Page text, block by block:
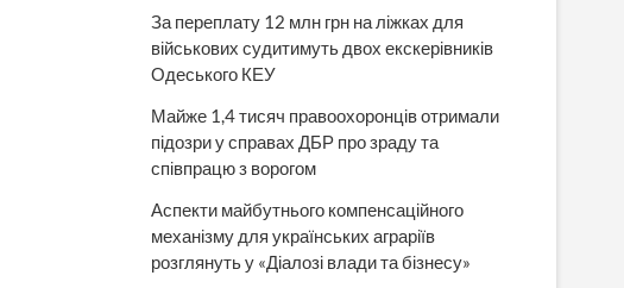
За переплату 12 млн грн на ліжках для
військових судитимуть двох екскерівників
Одеського КЕУ
Майже 1,4 тисяч правоохоронців отримали
підозри у справах ДБР про зраду та
співпрацю з ворогом
Аспекти майбутнього компенсаційного
механізму для українських аграріїв
розглянуть у «Діалозі влади та бізнесу»